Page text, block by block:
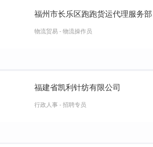
福州市长乐区跑跑货运代理服务部
物流贸易 - 物流操作员
福建省凯利针纺有限公司
行政人事 - 招聘专员